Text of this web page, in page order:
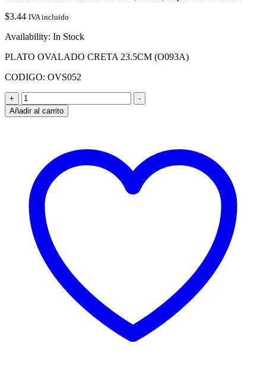
$3.44 IVA incluido
Availability: In Stock
PLATO OVALADO CRETA 23.5CM (O093A)
CODIGO: OVS052
+
PLATO
OVALADO
CRETA
UNID
cantidad
-
Añadir al carrito